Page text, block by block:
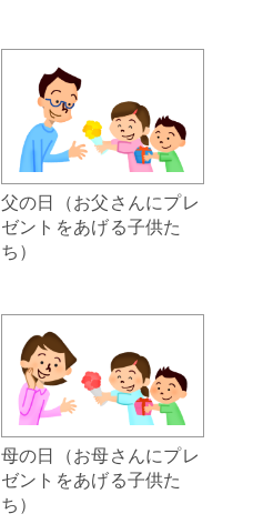
父の日（お父さんにプレ
ゼントをあげる子供た
ち）
母の日（お母さんにプレ
ゼントをあげる子供た
ち）